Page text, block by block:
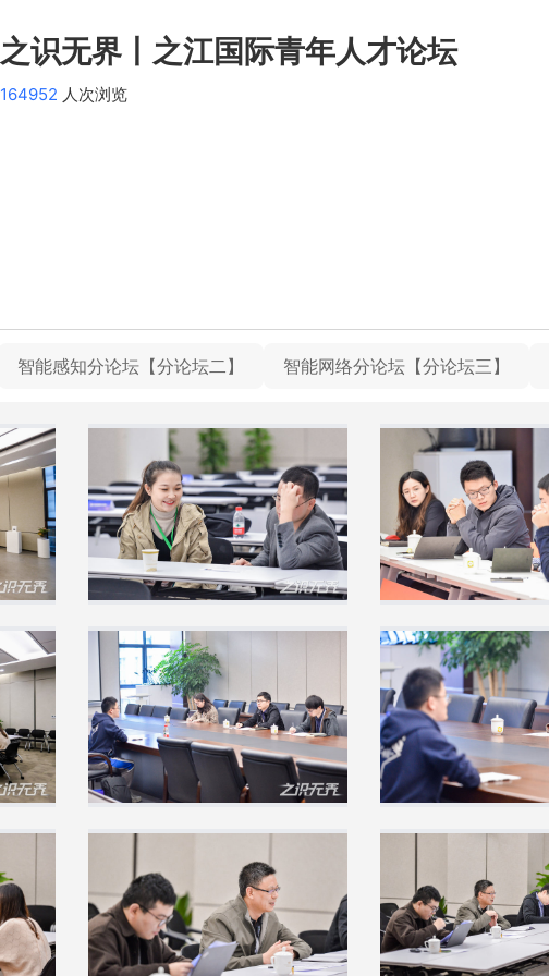
之识无界丨之江国际青年人才论坛
164952 人次浏览
智能感知分论坛【分论坛二】 智能网络分论坛【分论坛三】